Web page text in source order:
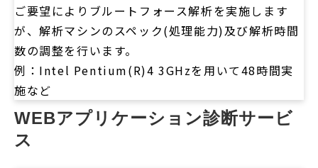
ご要望によりブルートフォース解析を実施します
が、解析マシンのスペック(処理能力)及び解析時間
数の調整を行います。
例：Intel Pentium(R)4 3GHzを用いて48時間実
施など
WEBアプリケーション診断サービ
ス